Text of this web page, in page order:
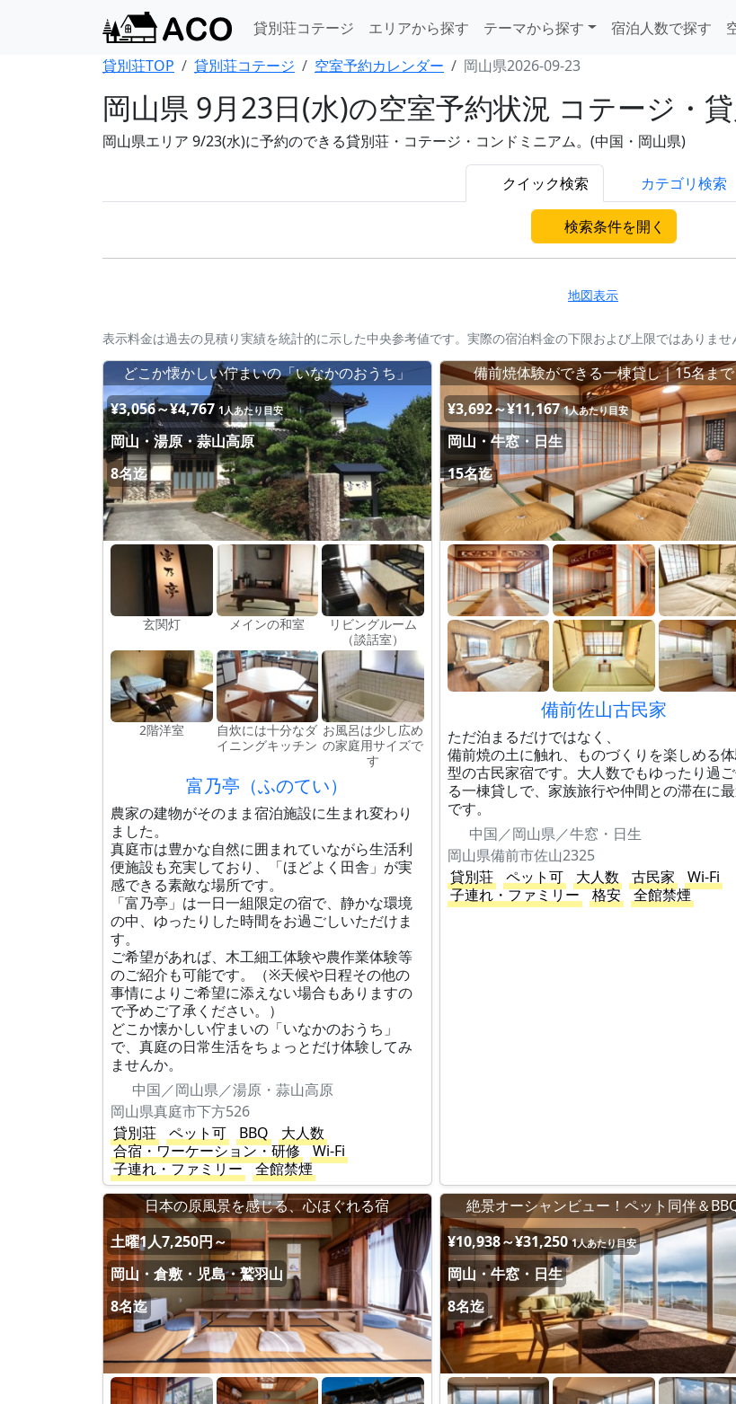
貸別荘コテージ エリアから探す テーマから探す 宿泊人数で探す
貸別荘TOP
貸別荘コテージ 空室予約カレンダー 岡山県2026-09-23
岡山県 9月23日(水)の空室予約状況 コテージ・
岡山県エリア 9/23(水)に予約のできる貸別荘・コテージ・コンドミニアム。(中国・岡山県)
クイック検索 カテゴリ検索
検索条件を開く
地図表示
表示料金は過去の見積り実績を統計的に示した中央参考値です。実際の宿泊料金の下限および上限ではありませ
どこか懐かしい佇まいの「いなかのおうち」
¥3,056～¥4,767 1人あたり目安
岡山・湯原・蒜山高原
8名迄
玄関灯 メインの和室
リビングルーム
（談話室）
2階洋室
自炊には十分なダ
イニングキッチン
お風呂は少し広め
の家庭用サイズで
す
富乃亭（ふのてい）
農家の建物がそのまま宿泊施設に生まれ変わり
ました。
真庭市は豊かな自然に囲まれていながら生活利
便施設も充実しており、「ほどよく田舎」が実
感できる素敵な場所です。
「富乃亭」は一日一組限定の宿で、静かな環境
の中、ゆったりした時間をお過ごしいただけま
す。
ご希望があれば、木工細工体験や農作業体験等
のご紹介も可能です。（※天候や日程その他の
事情によりご希望に添えない場合もありますの
で予めご了承ください。）
どこか懐かしい佇まいの「いなかのおうち」
で、真庭の日常生活をちょっとだけ体験してみ
ませんか。
中国／岡山県／湯原・蒜山高原
岡山県真庭市下方526
貸別荘
ペット可 BBQ
大人数
合宿・ワーケーション・研修
Wi-Fi
子連れ・ファミリー
全館禁煙
備前焼体験ができる一棟貸し｜15名まで
¥3,692～¥11,167 1人あたり目安
岡山・牛窓・日生
15名迄
備前佐山古民家
ただ泊まるだけではなく、
備前焼の土に触れ、ものづくりを楽しめる
型の古民家宿です。大人数でもゆったり過
る一棟貸しで、家族旅行や仲間との滞在に
です。
中国／岡山県／牛窓・日生
岡山県備前市佐山2325
貸別荘
ペット可 大人数 古民家
Wi-Fi
子連れ・ファミリー
格安 全館禁煙
日本の原風景を感じる、心ほぐれる宿
土曜1人7,250円～
岡山・倉敷・児島・鷲羽山
8名迄
絶景オーシャンビュー！ペット同伴＆
¥10,938～¥31,250 1人あたり目安
岡山・牛窓・日生
8名迄